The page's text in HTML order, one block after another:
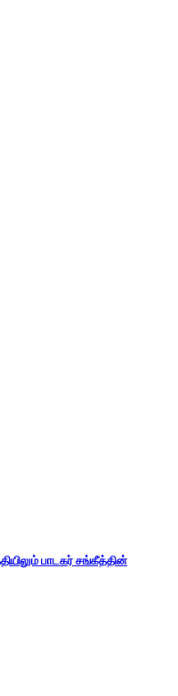
பாடகர் சங்கீத்தின்